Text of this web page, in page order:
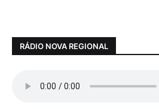
RÁDIO NOVA REGIONAL